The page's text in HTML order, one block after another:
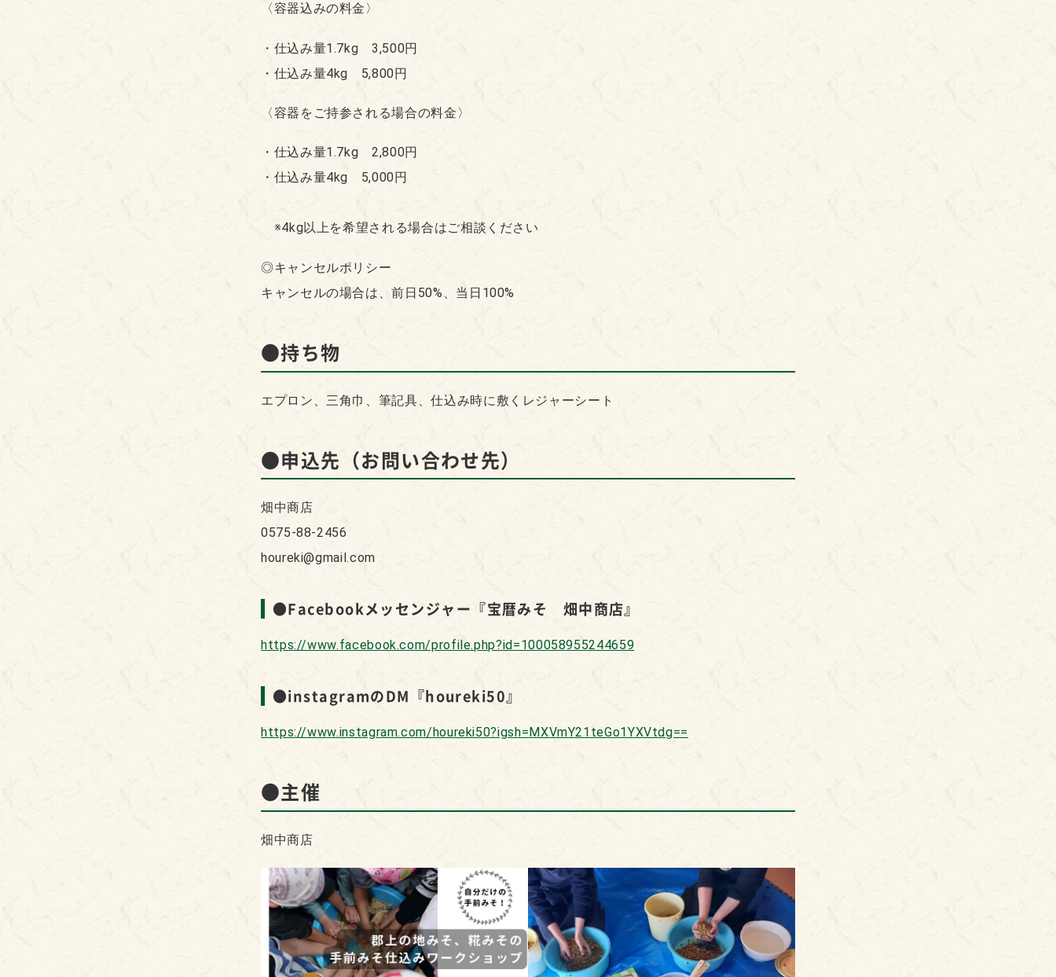
〈容器込みの料金〉
・仕込み量1.7kg 3,500円
・仕込み量4kg 5,800円
〈容器をご持参される場合の料金〉
・仕込み量1.7kg 2,800円
・仕込み量4kg 5,000円
※4kg以上を希望される場合はご相談ください
◎キャンセルポリシー
キャンセルの場合は、前日50%、当日100%
●持ち物
エプロン、三角巾、筆記具、仕込み時に敷くレジャーシート
●申込先（お問い合わせ先）
畑中商店
0575-88-2456
houreki@gmail.com
●Facebookメッセンジャー 『宝暦みそ 畑中商店』
https://www.facebook.com/profile.php?id=100058955244659
●instagramのDM『houreki50』
https://www.instagram.com/houreki50?igsh=MXVmY21teGo1YXVtdg==
●主催
畑中商店